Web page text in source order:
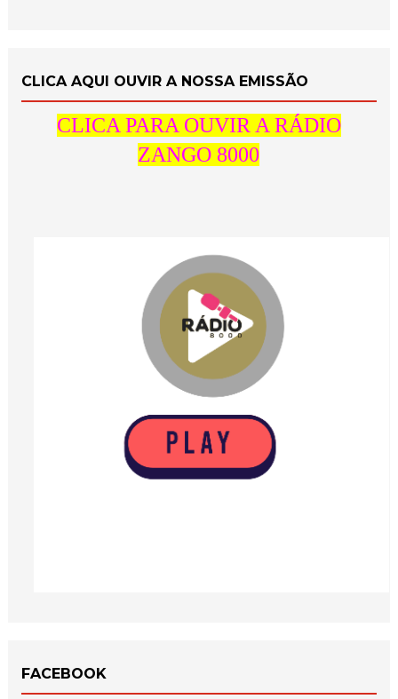
CLICA AQUI OUVIR A NOSSA EMISSÃO
CLICA PARA OUVIR A RÁDIO
ZANGO 8000
FACEBOOK